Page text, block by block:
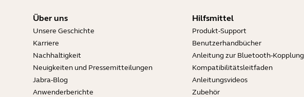
Über uns
Unsere Geschichte
Karriere
Nachhaltigkeit
Neuigkeiten und Pressemitteilungen
Jabra-Blog
Anwenderberichte
Hilfsmittel
Produkt-Support
Benutzerhandbücher
Anleitung zur Bluetooth-Kopplung
Kompatibilitätsleitfaden
Anleitungsvideos
Zubehör